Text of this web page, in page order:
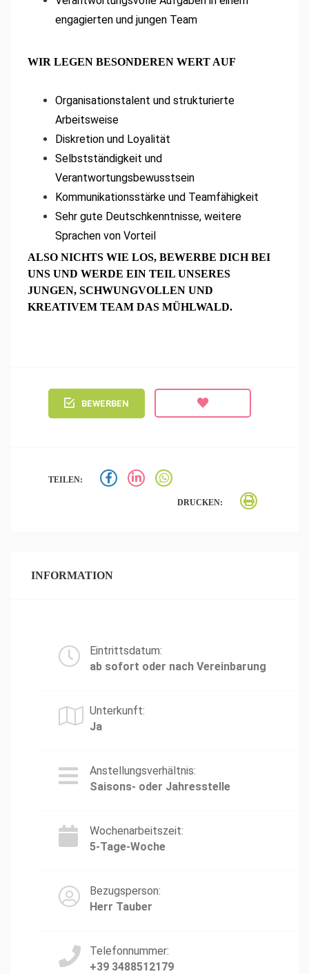
engagierten und jungen Team
WIR LEGEN BESONDEREN WERT AUF
Organisationstalent und strukturierte
Arbeitsweise
Diskretion und Loyalität
Selbstständigkeit und
Verantwortungsbewusstsein
Kommunikationsstärke und Teamfähigkeit
Sehr gute Deutschkenntnisse, weitere
Sprachen von Vorteil
ALSO NICHTS WIE LOS, BEWERBE DICH BEI
UNS UND WERDE EIN TEIL UNSERES
JUNGEN, SCHWUNGVOLLEN UND
KREATIVEM TEAM DAS MÜHLWALD.
BEWERBEN
TEILEN:
DRUCKEN:
INFORMATION
Eintrittsdatum:
ab sofort oder nach Vereinbarung
Unterkunft:
Ja
Anstellungsverhältnis:
Saisons- oder Jahresstelle
Wochenarbeitszeit:
5-Tage-Woche
Bezugsperson:
Herr Tauber
Telefonnummer:
+39 3488512179